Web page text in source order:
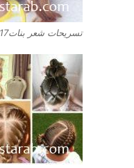
تسريحات شعر بنات17